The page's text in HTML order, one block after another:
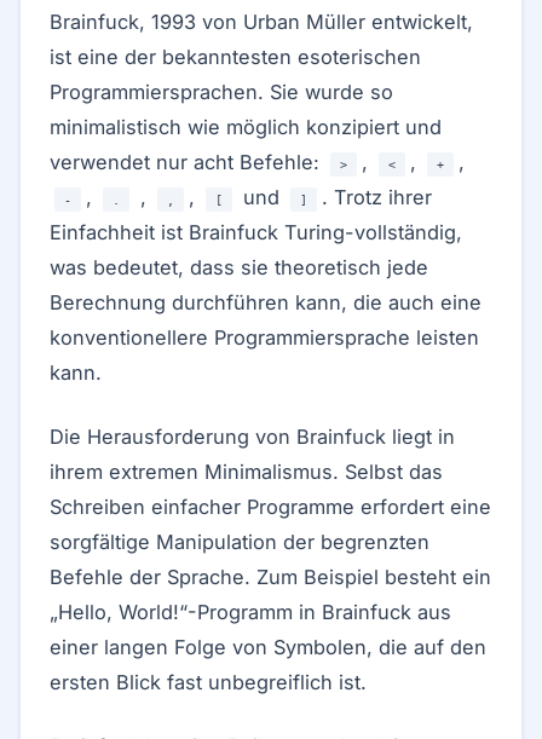
Brainfuck, 1993 von Urban Müller entwickelt,
ist eine der bekanntesten esoterischen
Programmiersprachen. Sie wurde so
minimalistisch wie möglich konzipiert und
verwendet nur acht Befehle:
> , < , + ,
- , , , [ und ]
. Trotz ihrer
Einfachheit ist Brainfuck Turing-vollständig,
was bedeutet, dass sie theoretisch jede
Berechnung durchführen kann, die auch eine
konventionellere Programmiersprache leisten
kann.
Die Herausforderung von Brainfuck liegt in
ihrem extremen Minimalismus. Selbst das
Schreiben einfacher Programme erfordert eine
sorgfältige Manipulation der begrenzten
Befehle der Sprache. Zum Beispiel besteht ein
„Hello, World!“-Programm in Brainfuck aus
einer langen Folge von Symbolen, die auf den
ersten Blick fast unbegreiflich ist.